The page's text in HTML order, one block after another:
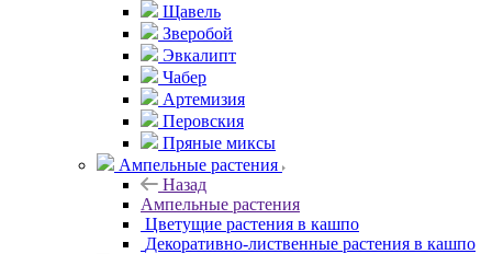
Щавель
Зверобой
Эвкалипт
Чабер
Артемизия
Перовския
Пряные миксы
Ампельные растения
Назад
Ампельные растения
Цветущие растения в кашпо
Декоративно-лиственные растения в кашпо